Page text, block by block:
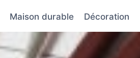
Maison durable Décoration